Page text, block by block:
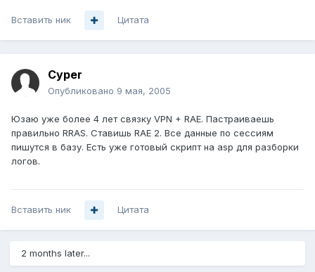
Вставить ник Цитата
Cyper
Опубликовано 9 мая, 2005
Юзаю уже более 4 лет связку VPN + RAE. Пастраиваешь
правильно RRAS. Ставишь RAE 2. Все данные по сессиям
пишутся в базу. Есть уже готовый скрипт на asp для разборки
логов.
Вставить ник Цитата
2 months later...